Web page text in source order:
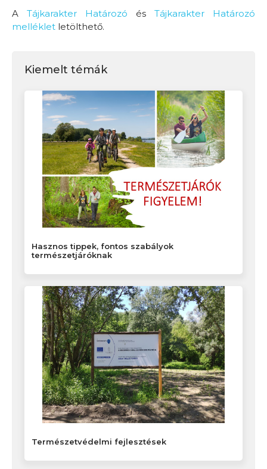
A Tájkarakter Határozó és Tájkarakter Határozó
melléklet letölthető.
Kiemelt témák
Hasznos tippek, fontos szabályok
természetjáróknak
Természetvédelmi fejlesztések